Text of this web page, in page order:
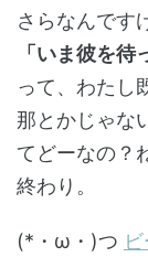
さらなんです
「いま彼を待
って、わたし
那とかじゃな
てどーなの？
終わり。
(*・ω・)つ